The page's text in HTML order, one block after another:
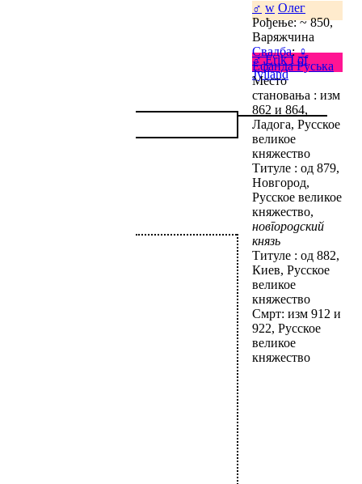
♂ w Олег
Рођење: ~ 850,
Варяжчина
Свадба:♀
Ефанда Руська
Место
становања : изм
862 и 864,
Ладога, Русское
великое
княжество
Титуле : од 879,
Новгород,
Русское великое
княжество,
новгородский
князь
Титуле : од 882,
Киев, Русское
великое
княжество
Смрт: изм 912 и
922, Русское
великое
княжество
♂ Erik I of
Jylland